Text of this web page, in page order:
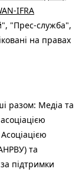
IFRA
"Прес-служба",
на правах
разом: Медіа та
та
підтримки